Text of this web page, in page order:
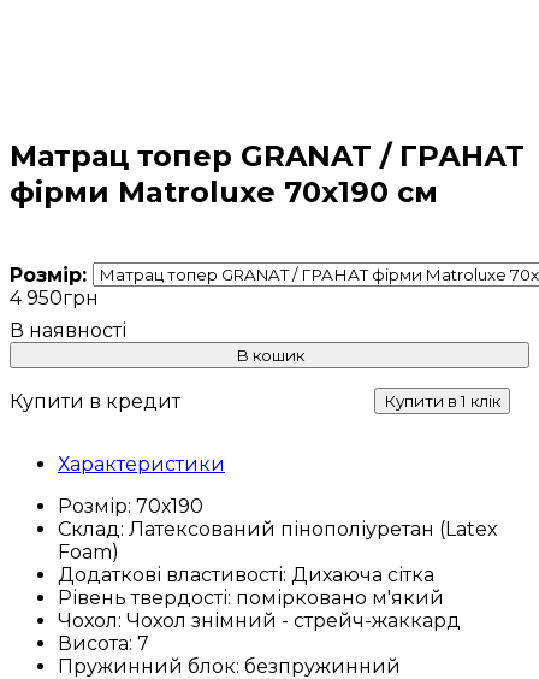
Матрац топер GRANAT / ГРАНАТ
фірми Matroluxe 70x190 cм
Розмір:
4 950грн
В кошик
Купити в кредит Купити в 1 клік
Характеристики
Розмір: 70х190
Склад: Латексований пінополіуретан (Latex
Foam)
Додаткові властивості: Дихаюча сітка
Рівень твердості: помірковано м'який
Чохол: Чохол знімний - стрейч-жаккард
Висота: 7
Пружинний блок: безпружинний